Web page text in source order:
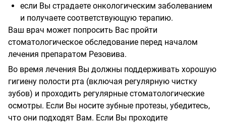
если Вы страдаете онкологическим заболеванием
и получаете соответствующую терапию.
Ваш врач может попросить Вас пройти
стоматологическое обследование перед началом
лечения препаратом Резовива.
Во время лечения Вы должны поддерживать хорошую
гигиену полости рта (включая регулярную чистку
зубов) и проходить регулярные стоматологические
осмотры. Если Вы носите зубные протезы, убедитесь,
что они подходят Вам. Если Вы проходите